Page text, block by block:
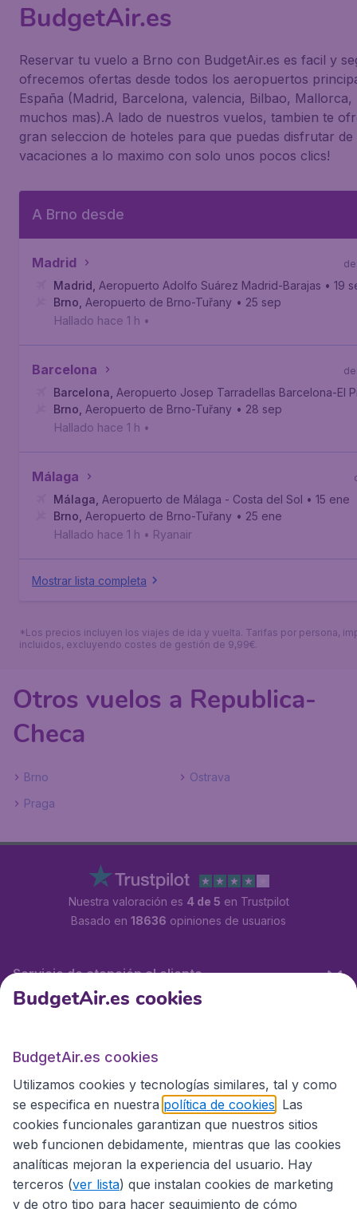
BudgetAir.es
Reservar tu vuelo a Brno con BudgetAir.es es facil y
ofrecemos ofertas desde todos los aeropuertos
España (Madrid, Barcelona, valencia, Bilbao, Mallorca,
muchos mas).A lado de nuestros vuelos, tambien te
gran seleccion de hoteles para que puedas disfrutar de
vacaciones a lo maximo con solo unos pocos clics!
A Brno desde
Madrid
Madrid Aeropuerto Adolfo Suárez Madrid-Barajas • 19
Brno Aeropuerto de Brno-Tuřany • 25 sep
Hallado hace 1 h •
Barcelona
Barcelona Aeropuerto Josep Tarradellas Barcelona-El
Brno Aeropuerto de Brno-Tuřany • 28 sep
Hallado hace 1 h •
Málaga
Málaga Aeropuerto de Málaga - Costa del Sol • 15 ene
Brno Aeropuerto de Brno-Tuřany • 25 ene
Hallado hace 1 h • Ryanair
Mostrar lista completa
*Los precios incluyen los viajes de ida y vuelta. Tarifas por persona,
incluidos, excluyendo costes de gestión de 9,99€.
Otros vuelos a Republica-
Checa
Brno
Ostrava
Praga
Nuestra valoración es 4 de 5 en Trustpilot
Basado en 18636 opiniones de usuarios
Servicio de atención al cliente
Sitios internacionales
BudgetAir.es cookies
BudgetAir.es cookies
Utilizamos cookies y tecnologías similares, tal y como
se especifica en nuestra política de cookies . Las
cookies funcionales garantizan que nuestros sitios
web funcionen debidamente, mientras que las cookies
analíticas mejoran la experiencia del usuario. Hay
terceros (ver lista) que instalan cookies de marketing
y de otro tipo para hacer seguimiento de cómo